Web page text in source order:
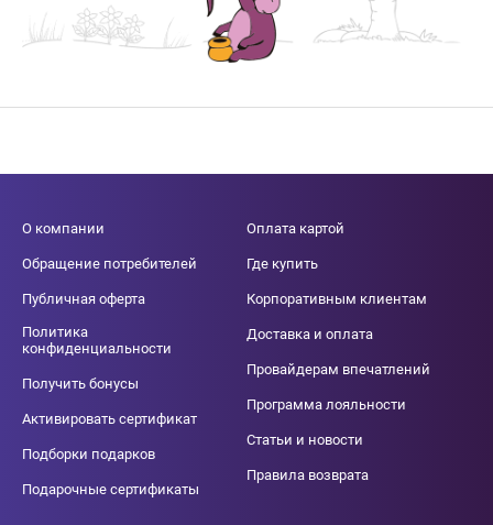
О компании
Обращение потребителей
Публичная оферта
Политика
конфиденциальности
Получить бонусы
Активировать сертификат
Подборки подарков
Подарочные сертификаты
Оплата картой
Где купить
Корпоративным клиентам
Доставка и оплата
Провайдерам впечатлений
Программа лояльности
Статьи и новости
Правила возврата